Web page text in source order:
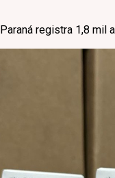
Paraná registra 1,8 mil